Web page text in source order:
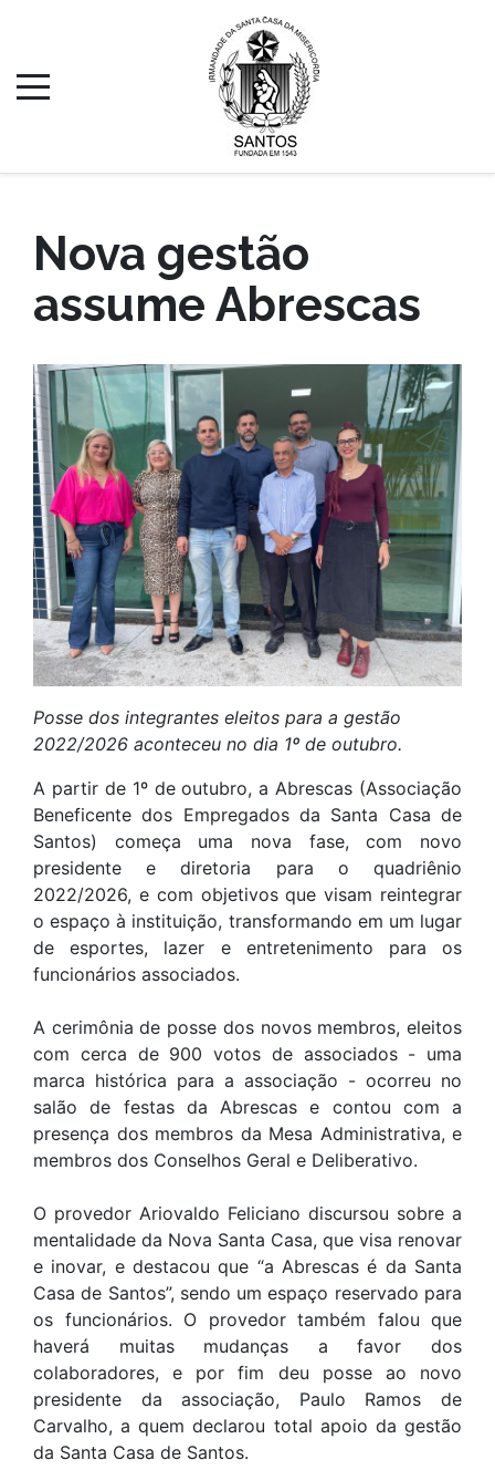
Nova gestão
assume Abrescas
Posse dos integrantes eleitos para a gestão
2022/2026 aconteceu no dia 1º de outubro.
A partir de 1º de outubro, a Abrescas (Associação
Beneficente dos Empregados da Santa Casa de
Santos) começa uma nova fase, com novo
presidente e diretoria para o quadriênio
2022/2026, e com objetivos que visam reintegrar
o espaço à instituição, transformando em um lugar
de esportes, lazer e entretenimento para os
funcionários associados.
A cerimônia de posse dos novos membros, eleitos
com cerca de 900 votos de associados - uma
marca histórica para a associação - ocorreu no
salão de festas da Abrescas e contou com a
presença dos membros da Mesa Administrativa, e
membros dos Conselhos Geral e Deliberativo.
O provedor Ariovaldo Feliciano discursou sobre a
mentalidade da Nova Santa Casa, que visa renovar
e inovar, e destacou que “a Abrescas é da Santa
Casa de Santos”, sendo um espaço reservado para
os funcionários. O provedor também falou que
haverá muitas mudanças a favor dos
colaboradores, e por fim deu posse ao novo
presidente da associação, Paulo Ramos de
Carvalho, a quem declarou total apoio da gestão
da Santa Casa de Santos.